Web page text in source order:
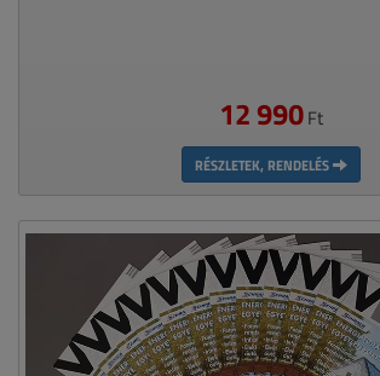
12 990Ft
RÉSZLETEK, RENDELÉS